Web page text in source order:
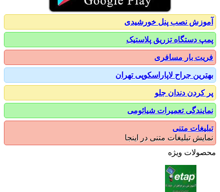
نصب پنل خورشیدی
دستگاه تزریق پلاستیک
بار مسافری
جراح لاپاراسکوپی تهران
دندان جلو
تعمیرات شیائومی
متنی
تبلیغات متنی در اینجا
ویژه